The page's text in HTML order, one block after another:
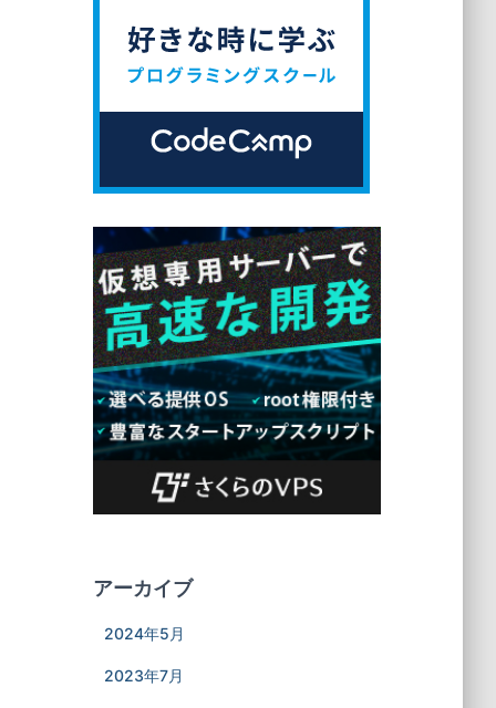
アーカイブ
2024年5月
2023年7月